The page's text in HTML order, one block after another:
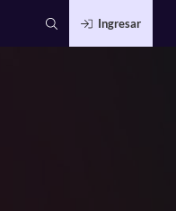
Ingresar